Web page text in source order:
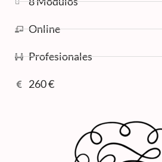
Online
Profesionales
260 €